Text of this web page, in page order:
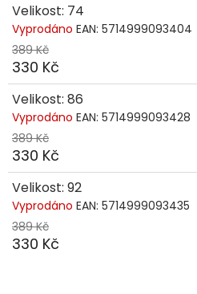
Velikost: 74
Vyprodáno EAN: 5714999093404
389 Kč
330 Kč
Velikost: 86
Vyprodáno EAN: 5714999093428
389 Kč
330 Kč
Velikost: 92
Vyprodáno EAN: 5714999093435
389 Kč
330 Kč